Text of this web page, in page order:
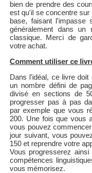
bien de prendre des
est qu'il se concentre
base, faisant l'impasse
généralement dans un
classique. Merci de
votre achat.
Comment utiliser ce
Dans l'idéal, ce livre doit
un nombre défini de
divisé en sections de
progresser pas à pas
par exemple que vous
200. Une fois que vous
vous pouvez
jour suivant, vous
150 et reprendre votre
Vous progresserez
compétences
vous mémorisez.